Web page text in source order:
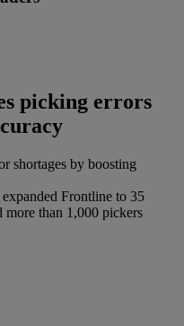
picking errors
shortages by boosting
Frontline to 35
more than 1,000 pickers